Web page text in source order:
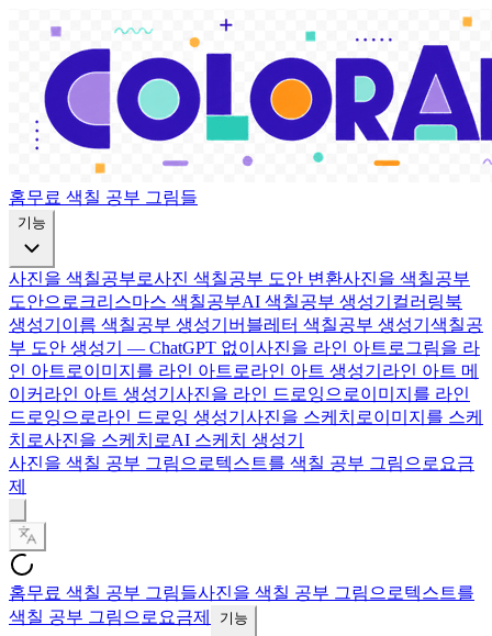
홈무료 색칠 공부 그림들
기능
사진을 색칠공부로사진 색칠공부 도안 변환사진을 색칠공부
도안으로 크리스마스 색칠공부AI 색칠공부 생성기 컬러링북
생성기 이름 색칠공부 생성기 버블레터 색칠공부 생성기 색칠공
부 도안 생성기 — ChatGPT 없이 사진을 라인 아트로 그림을 라
인 아트로이미지를 라인 아트로라인 아트 생성기 라인 아트 메
이커 라인 아트 생성기 사진을 라인 드로잉으로이미지를 라인
드로잉으로라인 드로잉 생성기 사진을 스케치로이미지를 스케
치로사진을 스케치로AI 스케치 생성기
사진을 색칠 공부 그림으로텍스트를 색칠 공부 그림으로 요금
제
홈무료 색칠 공부 그림들사진을 색칠 공부 그림으로텍스트를
색칠 공부 그림으로 요금제 기능